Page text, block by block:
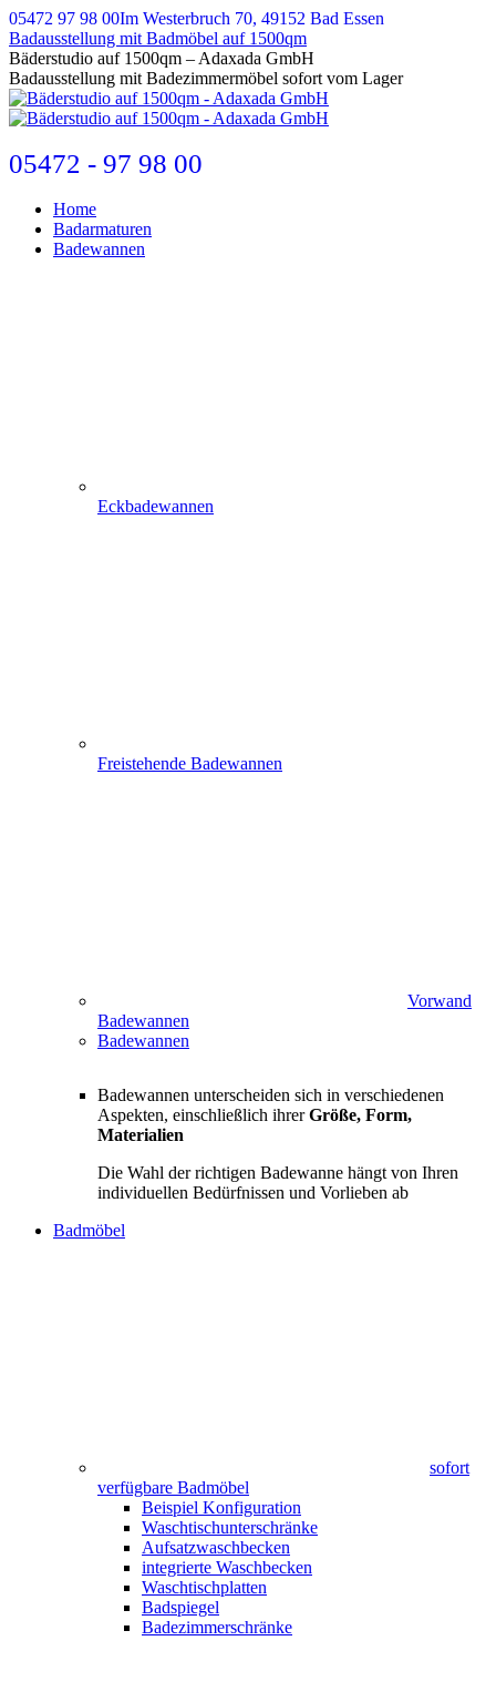
Zum
Inhalt
springen
05472 97 98 00Im Westerbruch 70, 49152 Bad Essen
Badausstellung mit Badmöbel auf 1500qm
E-
Mail
page
opens
new
window
Bäderstudio auf 1500qm – Adaxada GmbH
Badausstellung mit Badezimmermöbel sofort vom Lager
05472 - 97 98 00
Home
Badarmaturen
Badewannen
Eckbadewannen
Freistehende Badewannen
Vorwand
Badewannen
Badewannen
Badewannen unterscheiden sich in verschiedenen
Aspekten, einschließlich ihrerGröße, Form,
Materialien
Die Wahl der richtigen Badewanne hängt von Ihren
individuellen Bedürfnissen und Vorlieben ab
Badmöbel
sofort
verfügbare Badmöbel
Beispiel Konfiguration
Waschtischunterschränke
Aufsatzwaschbecken
integrierte Waschbecken
Waschtischplatten
Badspiegel
Badezimmerschränke